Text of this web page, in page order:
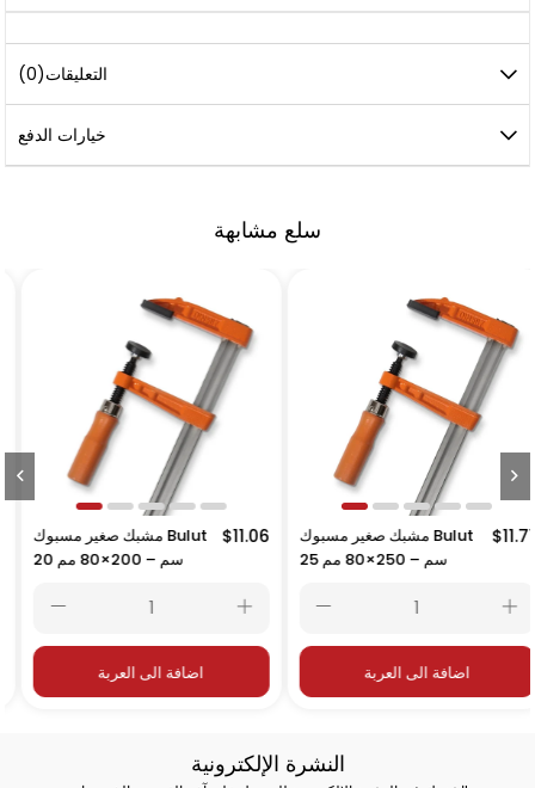
التعليقات(0)
خيارات الدفع
سلع مشابهة
مشبك صغير مسبوك Bulut
20 سم – 200×80 مم
$11.06
اضافة الى العربة
مشبك صغير مسبوك Bulut
25 سم – 250×80 مم
$11.71
اضافة الى العربة
النشرة الإلكترونية